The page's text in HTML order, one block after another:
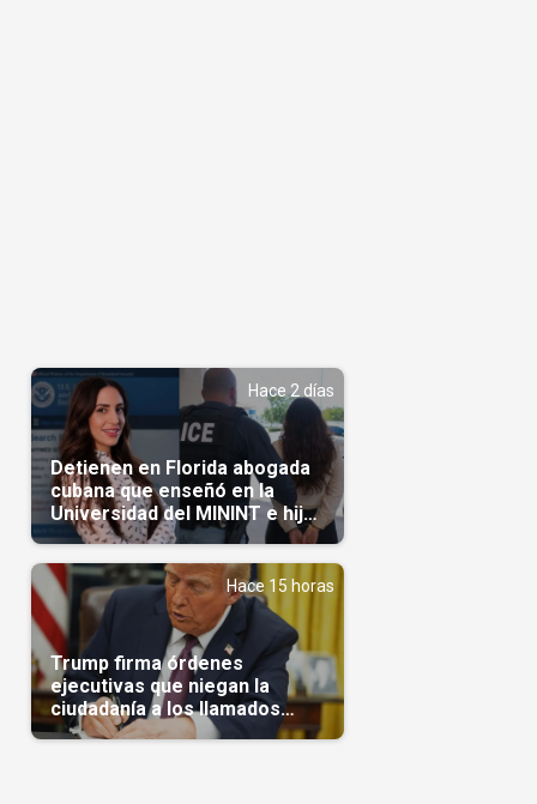
Hace 2 días
Detienen en Florida abogada
cubana que enseñó en la
Universidad del MININT e hija
de diplomático cubano
Hace 15 horas
Trump firma órdenes
ejecutivas que niegan la
ciudadanía a los llamados
'turistas de nacimiento'